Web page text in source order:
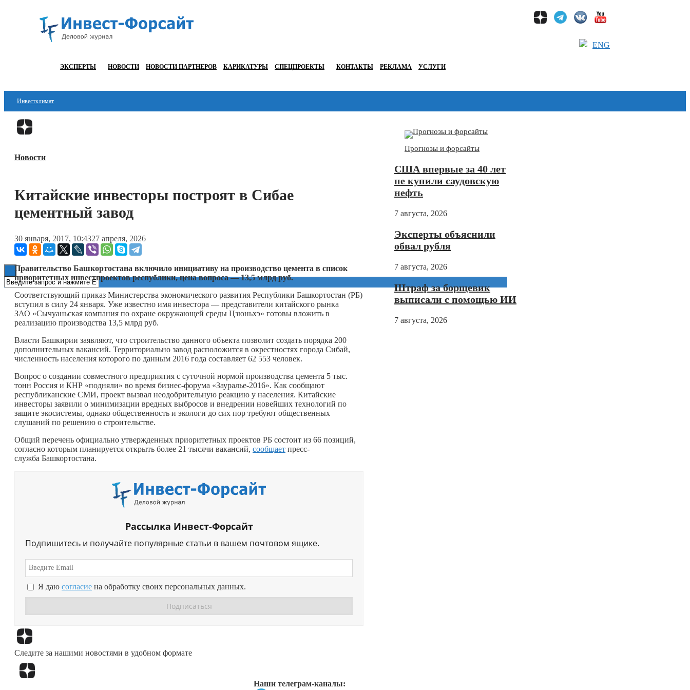
ENG
ЭКСПЕРТЫ НОВОСТИ НОВОСТИ ПАРТНЕРОВ КАРИКАТУРЫ СПЕЦПРОЕКТЫ КОНТАКТЫ РЕКЛАМА УСЛУГИ
Инвестклимат
Финансы
Блокчейн
Книги
Новости
Китайские инвесторы построят в Сибае
цементный завод
30 января, 2017, 10:4327 апреля, 2026
Правительство Башкортостана включило инициативу на производство цемента в список
приоритетных инвестпроектов республики, цена вопроса — 13,5 млрд руб.
Соответствующий приказ Министерства экономического развития Республики Башкортостан (РБ)
вступил в силу 24 января. Уже известно имя инвестора — представители китайского рынка
ЗАО «Сычуаньская компания по охране окружающей среды Цзюньхэ» готовы вложить в
реализацию производства 13,5 млрд руб.
Власти Башкирии заявляют, что строительство данного объекта позволит создать порядка 200
дополнительных вакансий. Территориально завод расположится в окрестностях города Сибай,
численность населения которого по данным 2016 года составляет 62 553 человек.
Вопрос о создании совместного предприятия с суточной нормой производства цемента 5 тыс.
тонн Россия и КНР «подняли» во время бизнес-форума «Зауралье-2016». Как сообщают
республиканские СМИ, проект вызвал неодобрительную реакцию у населения. Китайские
инвесторы заявили о минимизации вредных выбросов и внедрении новейших технологий по
защите экосистемы, однако общественность и экологи до сих пор требуют общественных
слушаний по решению о строительстве.
Общий перечень официально утвержденных приоритетных проектов РБ состоит из 66 позиций,
согласно которым планируется открыть более 21 тысячи вакансий, сообщает пресс-
служба Башкортостана.
Рассылка Инвест-Форсайт
Подпишитесь и получайте популярные статьи в вашем почтовом ящике.
Я даю согласие на обработку своих персональных данных.
Следите за нашими новостями в удобном формате
Наши телеграм-каналы:
Прогнозы и форсайты
США впервые за 40 лет
не купили саудовскую
нефть
7 августа, 2026
Эксперты объяснили
обвал рубля
7 августа, 2026
Штраф за борщевик
выписали с помощью ИИ
7 августа, 2026